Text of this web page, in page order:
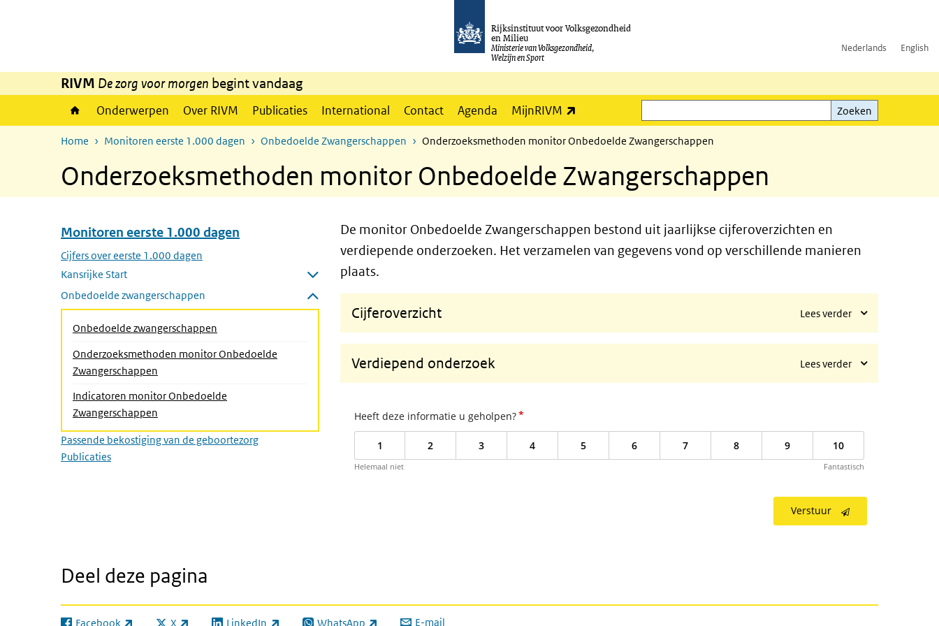
Rijksinstituut voor Volksgezondheid
en Milieu
Ministerie van Volksgezondheid,
Welzijn en Sport
Nederlands English
RIVM De zorg voor morgen begint vandaag
Onderwerpen Over RIVM Publicaties International Contact Agenda MijnRIVM
Zoeken
Zoeken
Home Monitoren eerste 1.000 dagen Onbedoelde Zwangerschappen Onderzoeksmethoden monitor Onbedoelde Zwangerschappen
Onderzoeksmethoden monitor Onbedoelde Zwangerschappen
Overslaan menu Monitoren eerste 1.000 dagen
Monitoren eerste 1.000 dagen
Cijfers over eerste 1.000 dagen
Kansrijke Start
Submenu openen
Onbedoelde zwangerschappen
Submenu sluiten
Onbedoelde zwangerschappen
Onderzoeksmethoden monitor Onbedoelde
Zwangerschappen
Indicatoren monitor Onbedoelde
Zwangerschappen
Passende bekostiging van de geboortezorg
Publicaties
De monitor Onbedoelde Zwangerschappen bestond uit jaarlijkse cijferoverzichten en
verdiepende onderzoeken. Het verzamelen van gegevens vond op verschillende manieren
plaats.
Cijferoverzicht Lees verder
Verdiepend onderzoek Lees verder
Heeft deze informatie u geholpen?*
1 2 3 4 5 6 7 8 9 10
Helemaal niet Fantastisch
Verstuur
Deel deze pagina
Facebook X LinkedIn WhatsApp E-mail